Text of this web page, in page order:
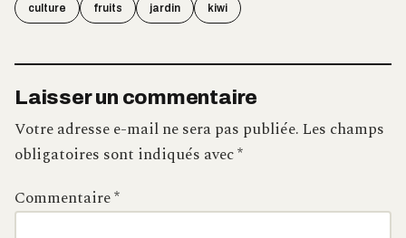
culture fruits jardin kiwi
Laisser un commentaire
Votre adresse e-mail ne sera pas publiée.Les champs
obligatoires sont indiqués avec*
Commentaire*